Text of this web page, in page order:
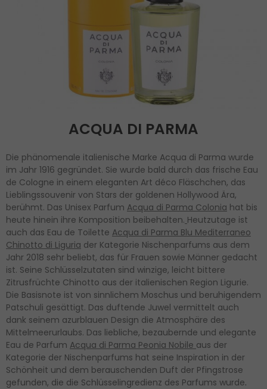
ACQUA DI PARMA
Die phänomenale italienische Marke Acqua di Parma wurde
im Jahr 1916 gegründet. Sie wurde bald durch das frische Eau
de Cologne in einem eleganten Art déco Fläschchen, das
Lieblingssouvenir von Stars der goldenen Hollywood Ära,
berühmt. Das Unisex Parfum Acqua di Parma Colonia hat bis
heute hinein ihre Komposition beibehalten. Heutzutage ist
auch das Eau de Toilette Acqua di Parma Blu Mediterraneo
Chinotto di Liguria der Kategorie Nischenparfums aus dem
Jahr 2018 sehr beliebt, das für Frauen sowie Männer gedacht
ist. Seine Schlüsselzutaten sind winzige, leicht bittere
Zitrusfrüchte Chinotto aus der italienischen Region Ligurie.
Die Basisnote ist von sinnlichem Moschus und beruhigendem
Patschuli gesättigt. Das duftende Juwel vermittelt auch
dank seinem azurblauen Design die Atmosphäre des
Mittelmeerurlaubs. Das liebliche, bezaubernde und elegante
Eau de Parfum Acqua di Parma Peonia Nobile aus der
Kategorie der Nischenparfums hat seine Inspiration in der
Schönheit und dem berauschenden Duft der Pfingstrose
gefunden, die die Schlüsselingredienz des Parfums wurde.